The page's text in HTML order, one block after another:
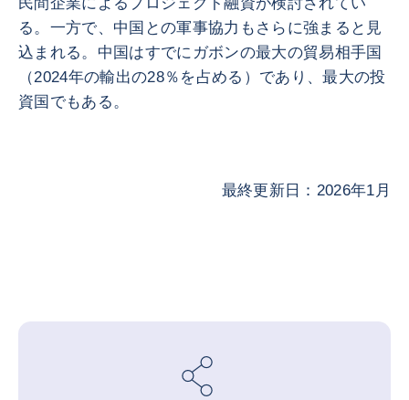
る。一方で、中国との軍事協力もさらに強まると見
込まれる。中国はすでにガボンの最大の貿易相手国
（2024年の輸出の28％を占める）であり、最大の投
資国でもある。
最終更新日：2026年1月